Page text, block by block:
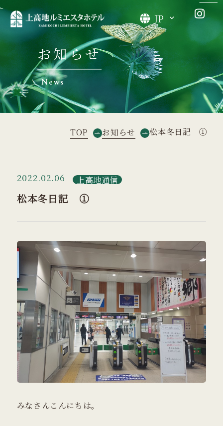
JP
お知らせ
News
TOP お知らせ 松本冬日記 ①
2022.02.06 上高地通信
松本冬日記 ①
みなさんこんにちは。